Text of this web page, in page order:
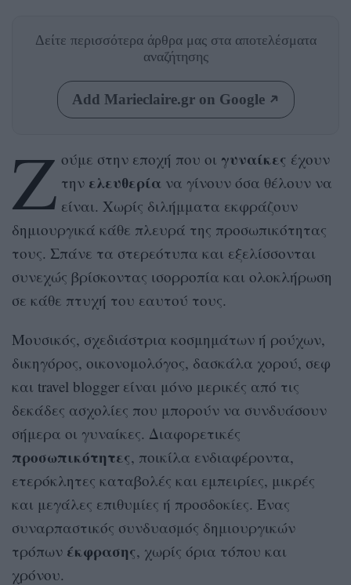
Δείτε περισσότερα άρθρα μας στα αποτελέσματα
αναζήτησης
Add Marieclaire.gr on Google
Ζ ούμε στην εποχή που οι γυναίκες έχουν
την ελευθερίανα γίνουν όσα θέλουν να
είναι. Χωρίς διλήμματα εκφράζουν
δημιουργικά κάθε πλευρά της προσωπικότητας
τους. Σπάνε τα στερεότυπα και εξελίσσονται
συνεχώς βρίσκοντας ισορροπία και ολοκλήρωση
σε κάθε πτυχή του εαυτού τους.
Μουσικός, σχεδιάστρια κοσμημάτων ή ρούχων,
δικηγόρος, οικονομολόγος, δασκάλα χορού, σεφ
και travel blogger είναι μόνο μερικές από τις
δεκάδες ασχολίες που μπορούν να συνδυάσουν
σήμερα οι γυναίκες. Διαφορετικές
προσωπικότητες, ποικίλα ενδιαφέροντα,
ετερόκλητες καταβολές και εμπειρίες, μικρές
και μεγάλες επιθυμίες ή προσδοκίες. Ένας
συναρπαστικός συνδυασμός δημιουργικών
τρόπων έκφρασης, χωρίς όρια τόπου και
χρόνου.